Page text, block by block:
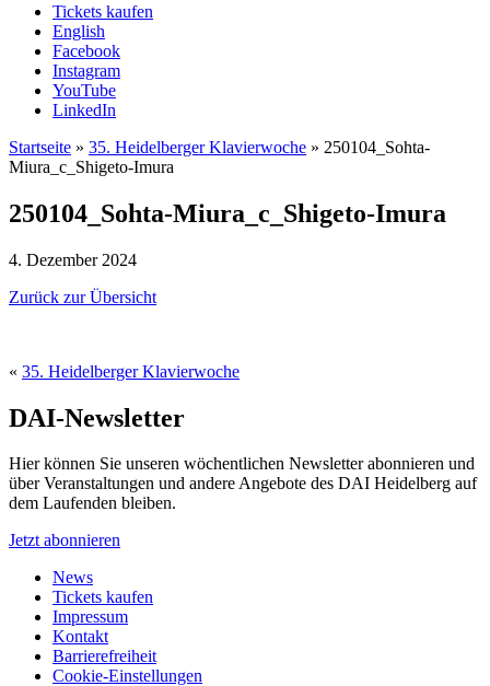
Tickets kaufen
English
Facebook
Instagram
YouTube
LinkedIn
Startseite » 35. Heidelberger Klavierwoche » 250104_Sohta-
Miura_c_Shigeto-Imura
250104_Sohta-Miura_c_Shigeto-Imura
4. Dezember 2024
Zurück zur Übersicht
« 35. Heidelberger Klavierwoche
DAI-Newsletter
Hier können Sie unseren wöchentlichen Newsletter abonnieren und
über Veranstaltungen und andere Angebote des DAI Heidelberg auf
dem Laufenden bleiben.
Jetzt abonnieren
News
Tickets kaufen
Impressum
Kontakt
Barrierefreiheit
Cookie-Einstellungen